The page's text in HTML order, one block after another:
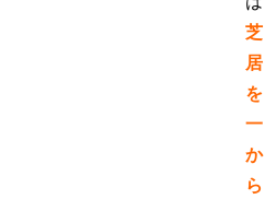
芝
居
を
一
か
ら